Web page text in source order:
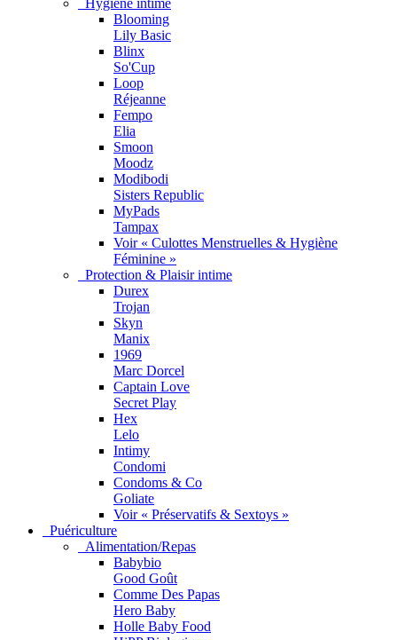
Hygiène intime
Blooming
Lily Basic
Blinx
So'Cup
Loop
Réjeanne
Fempo
Elia
Smoon
Moodz
Modibodi
Sisters Republic
MyPads
Tampax
Voir « Culottes Menstruelles & Hygiène
Féminine »
Protection & Plaisir intime
Durex
Trojan
Skyn
Manix
1969
Marc Dorcel
Captain Love
Secret Play
Hex
Lelo
Intimy
Condomi
Condoms & Co
Goliate
Voir « Préservatifs & Sextoys »
Puériculture
Alimentation/Repas
Babybio
Good Goût
Comme Des Papas
Hero Baby
Holle Baby Food